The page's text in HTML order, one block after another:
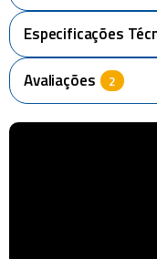
Especificações
Avaliações